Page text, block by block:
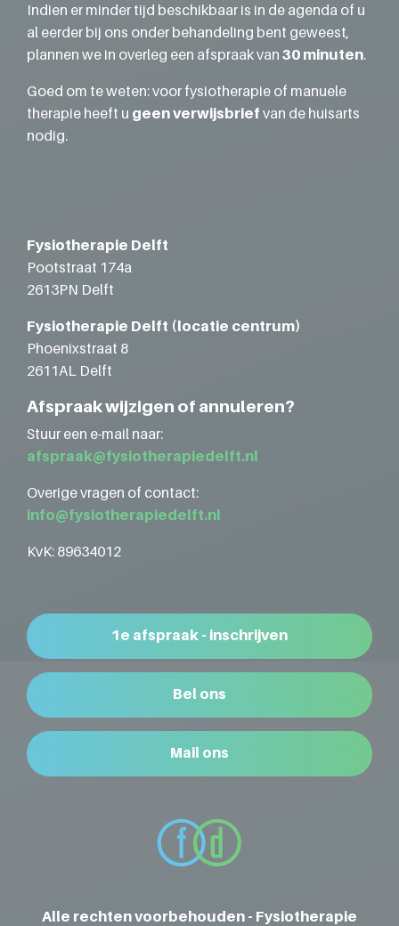
Indien er minder tijd beschikbaar is in de agenda of u
al eerder bij ons onder behandeling bent geweest,
plannen we in overleg een afspraak van 30 minuten.
Goed om te weten: voor fysiotherapie of manuele
therapie heeft u geen verwijsbrief van de huisarts
nodig.
Fysiotherapie Delft
Pootstraat 174a
2613PN Delft
Fysiotherapie Delft (locatie centrum)
Phoenixstraat 8
2611AL Delft
Afspraak wijzigen of annuleren?
Stuur een e-mail naar:
afspraak@fysiotherapiedelft.nl
Overige vragen of contact:
info@fysiotherapiedelft.nl
KvK: 89634012
1e afspraak - inschrijven
Bel ons
Mail ons
Alle rechten voorbehouden - Fysiotherapie